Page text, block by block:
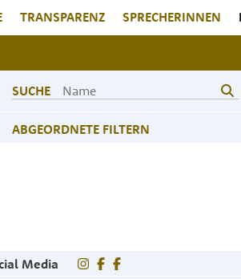
TRANSPARENZ SPRECHERINNEN
SUCHE
ABGEORDNETE FILTERN
Media